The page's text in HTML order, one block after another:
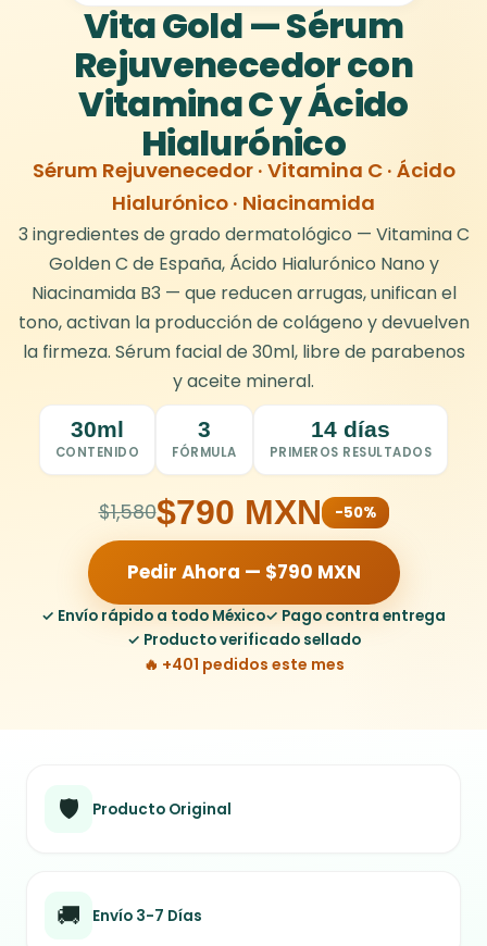
Vita Gold — Sérum
Rejuvenecedor con
Vitamina C y Ácido
Hialurónico
Sérum Rejuvenecedor · Vitamina C · Ácido
Hialurónico · Niacinamida
3 ingredientes de grado dermatológico — Vitamina C
Golden C de España, Ácido Hialurónico Nano y
Niacinamida B3 — que reducen arrugas, unifican el
tono, activan la producción de colágeno y devuelven
la firmeza. Sérum facial de 30ml, libre de parabenos
y aceite mineral.
30ml
CONTENIDO
3
FÓRMULA
14 días
PRIMEROS RESULTADOS
$1,580$790 MXN -50%
Pedir Ahora — $790 MXN
✓ Envío rápido a todo México✓ Pago contra entrega
✓ Producto verificado sellado
🔥 +401 pedidos este mes
🛡️ Producto Original
🚚 Envío 3-7 Días